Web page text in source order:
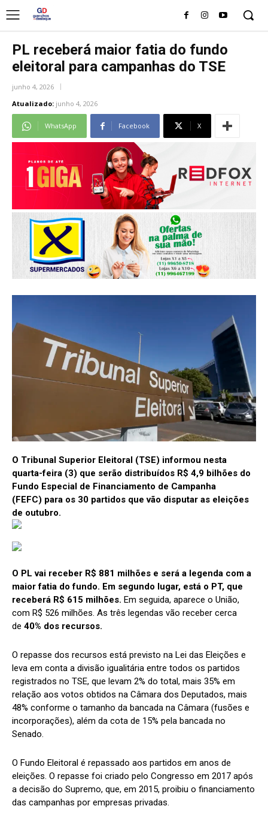
PL receberá maior fatia do fundo
eleitoral para campanhas do TSE
junho 4, 2026
Atualizado: junho 4, 2026
WhatsApp Facebook X
O Tribunal Superior Eleitoral (TSE) informou nesta
quarta-feira (3) que serão distribuídos R$ 4,9 bilhões do
Fundo Especial de Financiamento de Campanha
(FEFC) para os 30 partidos que vão disputar as eleições
de outubro.
O PL vai receber R$ 881 milhões e será a legenda com a
maior fatia do fundo. Em segundo lugar, está o PT, que
receberá R$ 615 milhões. Em seguida, aparece o União,
com R$ 526 milhões. As três legendas vão receber cerca
de 40% dos recursos.
O repasse dos recursos está previsto na Lei das Eleições e
leva em conta a divisão igualitária entre todos os partidos
registrados no TSE, que levam 2% do total, mais 35% em
relação aos votos obtidos na Câmara dos Deputados, mais
48% conforme o tamanho da bancada na Câmara (fusões e
incorporações), além da cota de 15% pela bancada no
Senado.
O Fundo Eleitoral é repassado aos partidos em anos de
eleições. O repasse foi criado pelo Congresso em 2017 após
a decisão do Supremo, que, em 2015, proibiu o financiamento
das campanhas por empresas privadas.